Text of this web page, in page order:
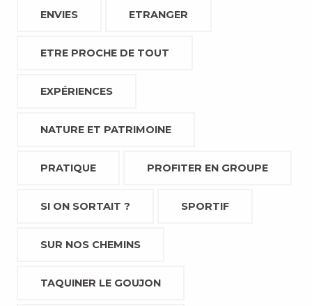
ENVIES ETRANGER
ETRE PROCHE DE TOUT
EXPÉRIENCES
NATURE ET PATRIMOINE
PRATIQUE PROFITER EN GROUPE
SI ON SORTAIT ? SPORTIF
SUR NOS CHEMINS
TAQUINER LE GOUJON